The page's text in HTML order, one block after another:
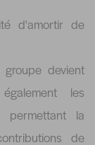
d'amortir de
devient
les
permettant la
de